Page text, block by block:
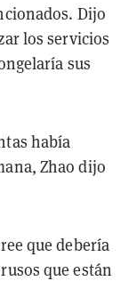
Dijo
los servicios
sus
había
Zhao dijo
que debería
que están